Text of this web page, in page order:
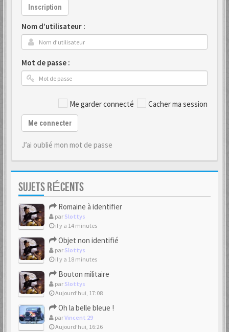
Inscription
Nom d’utilisateur :
Mot de passe :
Me garder connecté Cacher ma session
Me connecter
J’ai oublié mon mot de passe
SUJETS RÉCENTS
Romaine à identifier
par Slottys
il y a 14 minutes
Objet non identifié
par Slottys
il y a 18 minutes
Bouton militaire
par Slottys
Aujourd’hui, 17:08
Oh la belle bleue !
parVincent 29
Aujourd’hui, 16:26